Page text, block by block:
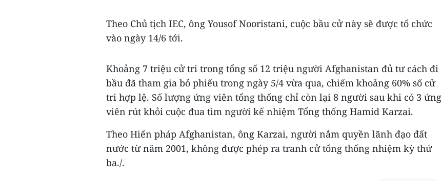
Theo Chủ tịch IEC, ông Yousof Nooristani, cuộc bầu cử này sẽ được tổ chức
vào ngày 14/6 tới.
Khoảng 7 triệu cử tri trong tổng số 12 triệu người Afghanistan đủ tư cách đi
bầu đã tham gia bỏ phiếu trong ngày 5/4 vừa qua, chiếm khoảng 60% số cử
tri hợp lệ. Số lượng ứng viên tổng thống chỉ còn lại 8 người sau khi có 3 ứng
viên rút khỏi cuộc đua tìm người kế nhiệm Tổng thống Hamid Karzai.
Theo Hiến pháp Afghanistan, ông Karzai, người nắm quyền lãnh đạo đất
nước từ năm 2001, không được phép ra tranh cử tổng thống nhiệm kỳ thứ
ba./.